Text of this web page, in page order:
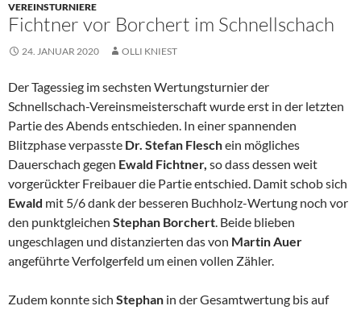
VEREINSTURNIERE
Fichtner vor Borchert im Schnellschach
24. JANUAR 2020 OLLI KNIEST
Der Tagessieg im sechsten Wertungsturnier der
Schnellschach-Vereinsmeisterschaft wurde erst in der letzten
Partie des Abends entschieden. In einer spannenden
Blitzphase verpasste Dr. Stefan Fleschein mögliches
Dauerschach gegen Ewald Fichtner, so dass dessen weit
vorgerückter Freibauer die Partie entschied. Damit schob sich
Ewald mit 5/6 dank der besseren Buchholz-Wertung noch vor
den punktgleichen Stephan Borchert. Beide blieben
ungeschlagen und distanzierten das von Martin Auer
angeführte Verfolgerfeld um einen vollen Zähler.
Zudem konnte sich Stephan in der Gesamtwertung bis auf